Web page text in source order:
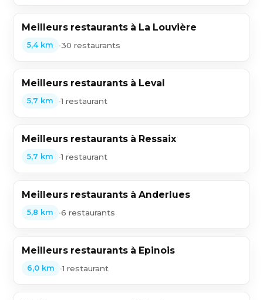
Meilleurs restaurants à La Louvière
5,4 km •30 restaurants
Meilleurs restaurants à Leval
5,7 km •1 restaurant
Meilleurs restaurants à Ressaix
5,7 km •1 restaurant
Meilleurs restaurants à Anderlues
5,8 km •6 restaurants
Meilleurs restaurants à Epinois
6,0 km •1 restaurant